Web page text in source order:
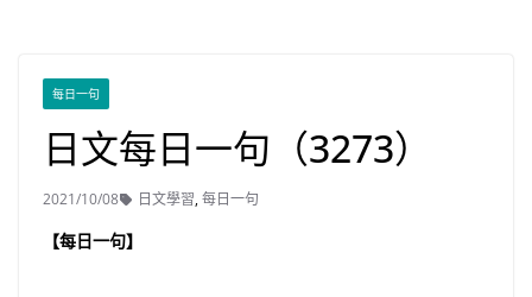
每日一句
日文每日一句（3273）
2021/10/08 日文學習,每日一句
【每日一句】